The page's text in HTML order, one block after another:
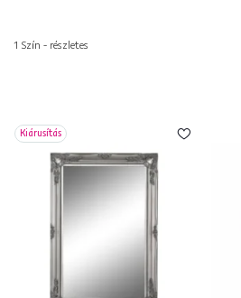
1 Szín - részletes
Kiárusítás